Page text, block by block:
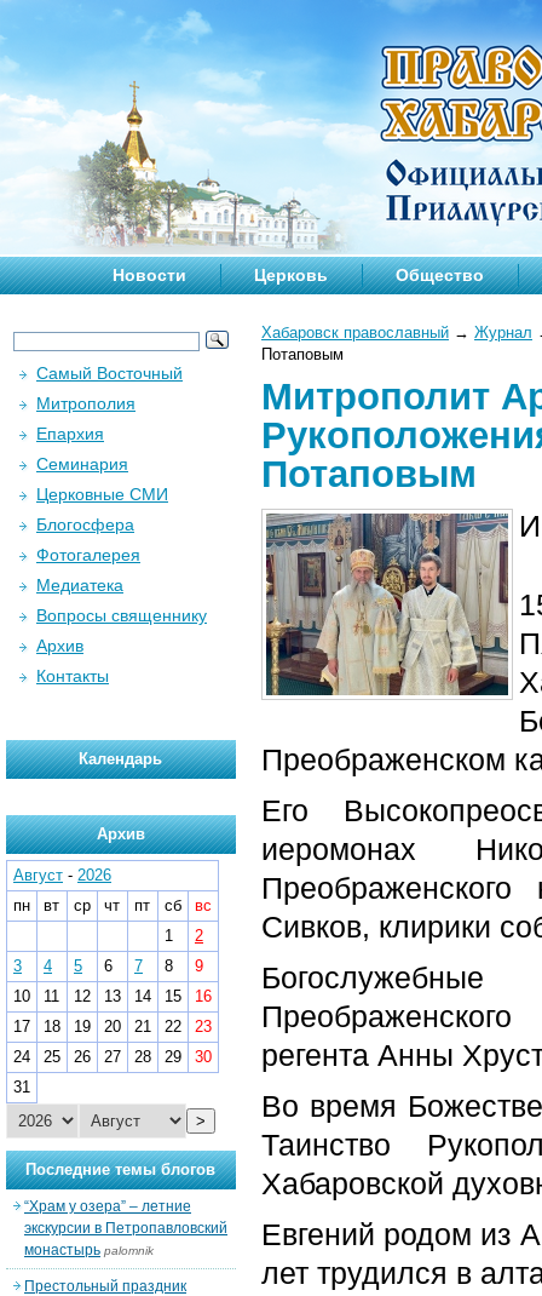
Новости Церковь Общество
Хабаровск православный → Журнал
Потаповым
Митрополит
Потаповым
Преображенском
Его
иеромонах
Сивков, клирики
регента Анны
Во время
Таинство
Хабаровской
Евгений родом из
лет трудился в
Самый Восточный
Митрополия
Епархия
Семинария
Церковные СМИ
Блогосфера
Фотогалерея
Медиатека
Вопросы священнику
Архив
Контакты
Календарь
Архив
Август - 2026
пн
вт ср чт пт сб
вс
1
2
3
4 5 6 7 8
9
10
11 12 13 14 15
16
17
18 19 20 21 22
23
24
25 26 27 28 29
30
31
>
Последние темы блогов
“Храм у озера” – летние
экскурсии в Петропавловский
монастырь palomnik
Престольный праздник